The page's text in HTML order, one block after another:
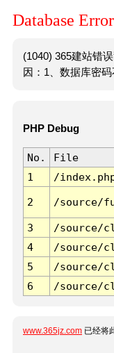
Database Error
(1040) 365建站错
因：1、数据库密码
PHP Debug
No. File
1
/
2 /source/
3 /source/
4
/source/
5
/source/
6
/source/
www.365jz.com 已经将